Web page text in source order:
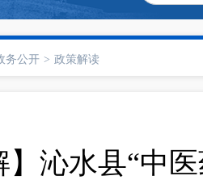
务公开 > 政策解读
】沁水县“中